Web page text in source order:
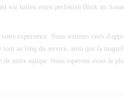
wir hatten einen perfekten Blick im
expérience. Nous sommes ravis
au long du service, ainsi que la
notre équipe. Nous espérons avoir le